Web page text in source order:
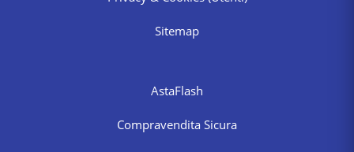
Sitemap
AstaFlash
Compravendita Sicura